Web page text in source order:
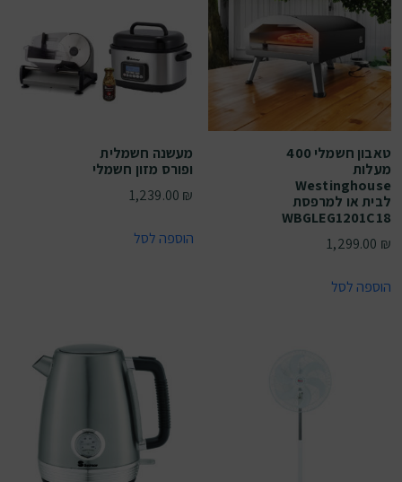
טאבון חשמלי 400
מעלות
Westinghouse
לבית או למרפסת
WBGLEG1201C18
1,299.00 ₪
הוספה לסל
מעשנה חשמלית
ופורס מזון חשמלי
1,239.00 ₪
הוספה לסל